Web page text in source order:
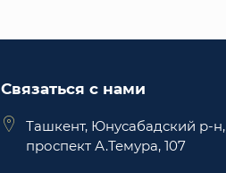
Связаться с нами
Ташкент, Юнусабадский р-н,
проспект А.Темура, 107